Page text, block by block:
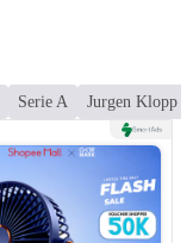
Serie A Jurgen Klopp